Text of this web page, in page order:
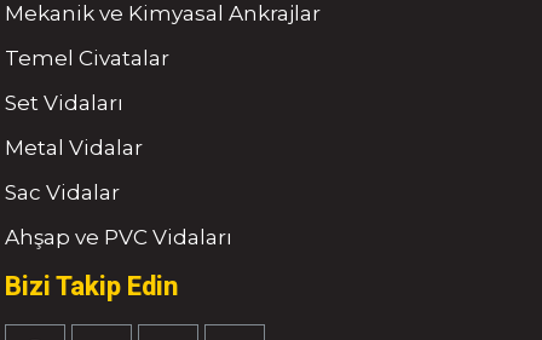
Mekanik ve Kimyasal Ankrajlar
Temel Civatalar
Set Vidaları
Metal Vidalar
Sac Vidalar
Ahşap ve PVC Vidaları
Bizi Takip Edin